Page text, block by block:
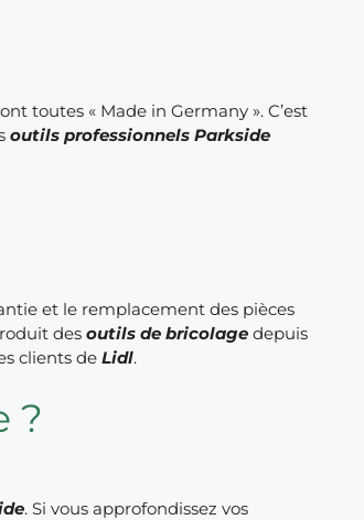
toutes « Made in Germany ». C’est
outils professionnels Parkside
et le remplacement des pièces
desoutils de bricolage depuis
clients deLidl.
?
. Si vous approfondissez vos